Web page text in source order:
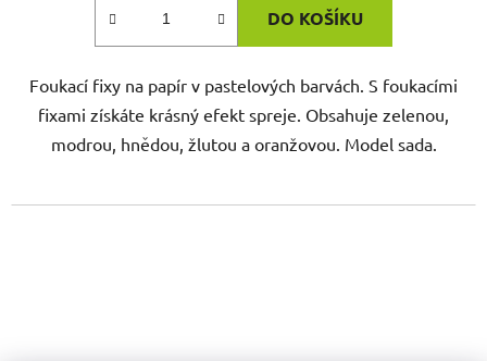
DO KOŠÍKU
Foukací fixy na papír v pastelových barvách. S foukacími
fixami získáte krásný efekt spreje. Obsahuje zelenou,
modrou, hnědou, žlutou a oranžovou. Model sada.